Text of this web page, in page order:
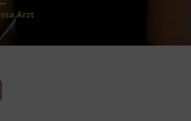
Arzt